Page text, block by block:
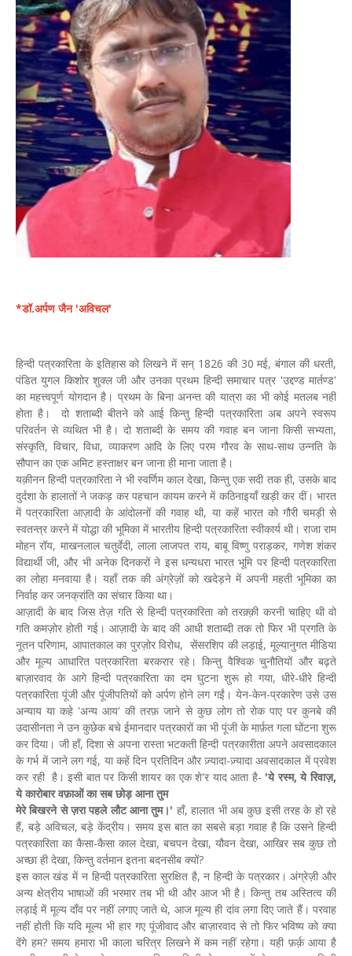
*डॉ.अर्पण जैन 'अविचल'
हिन्दी पत्रकारिता के इतिहास को लिखने में सन् 1826 की 30 मई, बंगाल की धरती,
पंडित युगल किशोर शुक्ल जी और उनका प्रथम हिन्दी समाचार पत्र 'उद्दण्ड मार्तण्ड'
का महत्त्वपूर्ण योगदान है। प्रथम के बिना अनन्त की यात्रा का भी कोई मतलब नहीं
होता है। दो शताब्दी बीतने को आई किन्तु हिन्दी पत्रकारिता अब अपने स्वरूप
परिवर्तन से व्यथित भी है। दो शताब्दी के समय की गवाह बन जाना किसी सभ्यता,
संस्कृति, विचार, विधा, व्याकरण आदि के लिए परम गौरव के साथ-साथ उन्नति के
सौपान का एक अमिट हस्ताक्षर बन जाना ही माना जाता है।
यक़ीनन हिन्दी पत्रकारिता ने भी स्वर्णिम काल देखा, किन्तु एक सदी तक ही, उसके बाद
दुर्दशा के हालातों ने जकड़ कर पहचान कायम करने में कठिनाइयाँ खड़ी कर दीं। भारत
में पत्रकारिता आज़ादी के आंदोलनों की गवाह थी, या कहें भारत को गौरी चमड़ी से
स्वतन्त्र करने में योद्धा की भूमिका में भारतीय हिन्दी पत्रकारिता स्वीकार्य थी। राजा राम
मोहन रॉय, माखनलाल चतुर्वेदी, लाला लाजपत राय, बाबू विष्णु पराड़कर, गणेश शंकर
विद्यार्थी जी, और भी अनेक दिनकरों ने इस धन्यधरा भारत भूमि पर हिन्दी पत्रकारिता
का लोहा मनवाया है। यहाँ तक की अंग्रेज़ों को खदेड़ने में अपनी महती भूमिका का
निर्वाह कर जनक्रांति का संचार किया था।
आज़ादी के बाद जिस तेज़ गति से हिन्दी पत्रकारिता को तरक़्क़ी करनी चाहिए थी वो
गति कमज़ोर होती गई। आज़ादी के बाद की आधी शताब्दी तक तो फिर भी प्रगति के
नूतन परिणाम, आपातकाल का पुरज़ोर विरोध, सेंसरशिप की लड़ाई, मूल्यानुगत मीडिया
और मूल्य आधारित पत्रकारिता बरकरार रहे। किन्तु वैश्विक चुनौतियों और बढ़ते
बाज़ारवाद के आगे हिन्दी पत्रकारिता का दम घुटना शुरू हो गया, धीरे-धीरे हिन्दी
पत्रकारिता पूंजी और पूंजीपतियों को अर्पण होने लग गईं। येन-केन-प्रकारेण उसे उस
अन्याय या कहे 'अन्य आय' की तरफ़ जाने से कुछ लोग तो रोक पाए पर कुनबे की
उदासीनता ने उन कुछेक बचे ईमानदार पत्रकारों का भी पूंजी के मार्फ़त गला घोंटना शुरू
कर दिया। जी हाँ, दिशा से अपना रास्ता भटकती हिन्दी पत्रकारीता अपने अवसादकाल
के गर्भ में जाने लग गई, या कहें दिन प्रतिदिन और ज़्यादा-ज़्यादा अवसादकाल में प्रवेश
कर रही है। इसी बात पर किसी शायर का एक शे'र याद आता है- 'ये रस्म, ये रिवाज़,
ये कारोबार वफ़ाओं का सब छोड़ आना तुम
मेरे बिखरने से ज़रा पहले लौट आना तुम।' हाँ, हालात भी अब कुछ इसी तरह के हो रहे
हैं, बड़े अविचल, बड़े केंद्रीय। समय इस बात का सबसे बड़ा गवाह है कि उसने हिन्दी
पत्रकारिता का कैसा-कैसा काल देखा, बचपन देखा, यौवन देखा, आखिर सब कुछ तो
अच्छा ही देखा, किन्तु वर्तमान इतना बदनसीब क्यों?
इस काल खंड में न हिन्दी पत्रकारिता सुरक्षित है, न हिन्दी के पत्रकार। अंग्रेज़ी और
अन्य क्षेत्रीय भाषाओं की भरमार तब भी थी और आज भी है। किन्तु तब अस्तित्व की
लड़ाई में मूल्य दाँव पर नहीं लगाए जाते थे, आज मूल्य ही दांव लगा दिए जाते हैं। परवाह
नहीं होती कि यदि मूल्य भी हार गए पूंजीवाद और बाज़ारवाद से तो फिर भविष्य को क्या
देंगे हम? समय हमारा भी काला चरित्र लिखने में कम नहीं रहेगा। यही फ़र्क़ आया है